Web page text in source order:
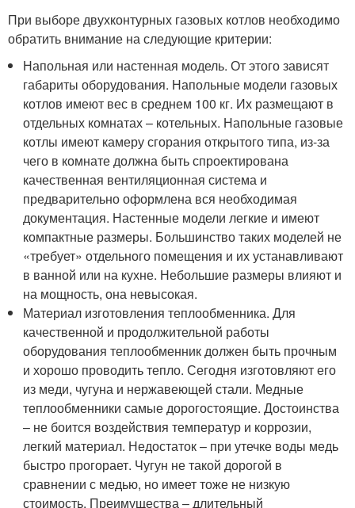
При выборе двухконтурных газовых котлов необходимо
обратить внимание на следующие критерии:
Напольная или настенная модель. От этого зависят
габариты оборудования. Напольные модели газовых
котлов имеют вес в среднем 100 кг. Их размещают в
отдельных комнатах – котельных. Напольные газовые
котлы имеют камеру сгорания открытого типа, из-за
чего в комнате должна быть спроектирована
качественная вентиляционная система и
предварительно оформлена вся необходимая
документация. Настенные модели легкие и имеют
компактные размеры. Большинство таких моделей не
«требует» отдельного помещения и их устанавливают
в ванной или на кухне. Небольшие размеры влияют и
на мощность, она невысокая.
Материал изготовления теплообменника. Для
качественной и продолжительной работы
оборудования теплообменник должен быть прочным
и хорошо проводить тепло. Сегодня изготовляют его
из меди, чугуна и нержавеющей стали. Медные
теплообменники самые дорогостоящие. Достоинства
– не боится воздействия температур и коррозии,
легкий материал. Недостаток – при утечке воды медь
быстро прогорает. Чугун не такой дорогой в
сравнении с медью, но имеет тоже не низкую
стоимость. Преимущества – длительный